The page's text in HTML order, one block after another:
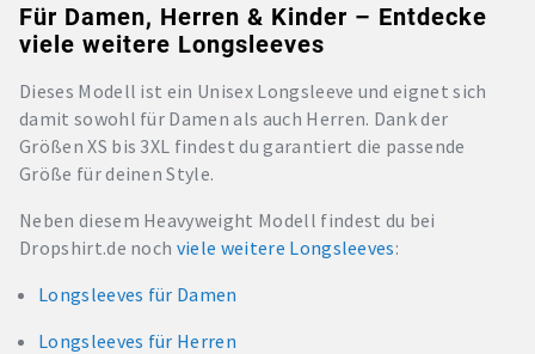
Für Damen, Herren & Kinder – Entdecke
viele weitere Longsleeves
Dieses Modell ist ein Unisex Longsleeve und eignet sich
damit sowohl für Damen als auch Herren. Dank der
Größen XS bis 3XL findest du garantiert die passende
Größe für deinen Style.
Neben diesem Heavyweight Modell findest du bei
Dropshirt.de noch viele weitere Longsleeves:
Longsleeves für Damen
Longsleeves für Herren